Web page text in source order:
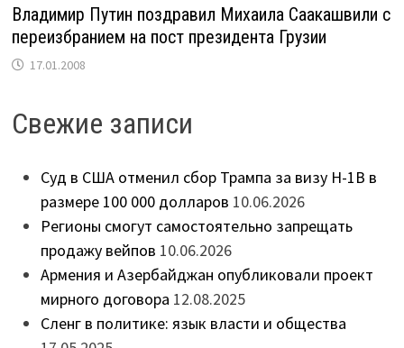
Владимир Путин поздравил Михаила Саакашвили с
переизбранием на пост президента Грузии
17.01.2008
Свежие записи
Суд в США отменил сбор Трампа за визу H-1B в
размере 100 000 долларов 10.06.2026
Регионы смогут самостоятельно запрещать
продажу вейпов 10.06.2026
Армения и Азербайджан опубликовали проект
мирного договора 12.08.2025
Сленг в политике: язык власти и общества